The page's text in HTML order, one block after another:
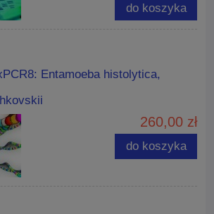
do koszyka
Entamoeba histolytica,
260,00 zł
do koszyka